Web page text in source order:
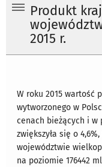
Produkt
2015 r.
W roku 2015 wartość
wytworzonego w
cenach bieżących i w
zwiększyła się o
województwie
na poziomie 176442